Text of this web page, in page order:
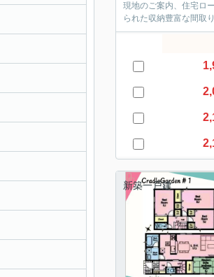
現地のご案内、住宅ロ
られた収納豊富な間取
新築一戸建